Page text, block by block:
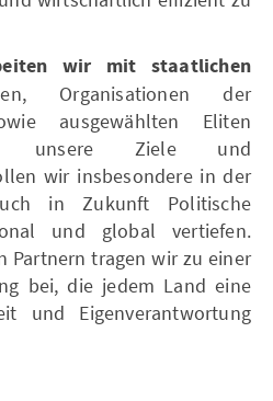
wir mit staatlichen
Organisationen der
ausgewählten Eliten
unsere Ziele und
wir insbesondere in der
in Zukunft Politische
und global vertiefen.
Partnern tragen wir zu einer
bei, die jedem Land eine
und Eigenverantwortung